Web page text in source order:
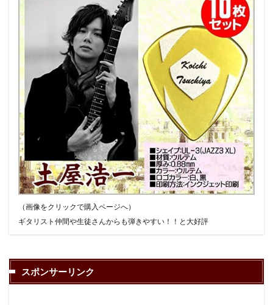
（画像をクリックで購入ページへ）
ギタリスト仲間や生徒さんからも弾きやすい！！と大好評
スポンサーリンク